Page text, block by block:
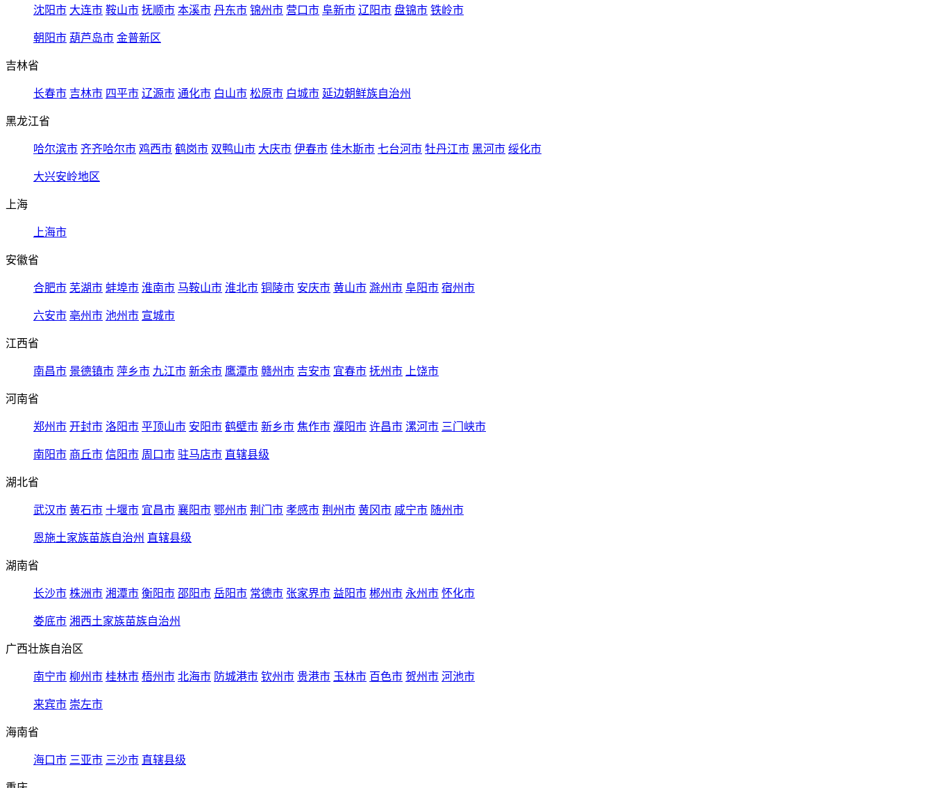
沈阳市 大连市 鞍山市 抚顺市 本溪市 丹东市 锦州市 营口市 阜新市 辽阳市 盘锦市 铁岭市
朝阳市 葫芦岛市 金普新区
吉林省
长春市 吉林市 四平市 辽源市 通化市 白山市 松原市 白城市 延边朝鲜族自治州
黑龙江省
哈尔滨市 齐齐哈尔市 鸡西市 鹤岗市 双鸭山市 大庆市 伊春市 佳木斯市 七台河市 牡丹江市 黑河市 绥化市
大兴安岭地区
上海
上海市
安徽省
合肥市 芜湖市 蚌埠市 淮南市 马鞍山市 淮北市 铜陵市 安庆市 黄山市 滁州市 阜阳市 宿州市
六安市 亳州市 池州市 宣城市
江西省
南昌市 景德镇市 萍乡市 九江市 新余市 鹰潭市 赣州市 吉安市 宜春市 抚州市 上饶市
河南省
郑州市 开封市 洛阳市 平顶山市 安阳市 鹤壁市 新乡市 焦作市 濮阳市 许昌市 漯河市 三门峡市
南阳市 商丘市 信阳市 周口市 驻马店市 直辖县级
湖北省
武汉市 黄石市 十堰市 宜昌市 襄阳市 鄂州市 荆门市 孝感市 荆州市 黄冈市 咸宁市 随州市
恩施土家族苗族自治州 直辖县级
湖南省
长沙市 株洲市 湘潭市 衡阳市 邵阳市 岳阳市 常德市 张家界市 益阳市 郴州市 永州市 怀化市
娄底市 湘西土家族苗族自治州
广西壮族自治区
南宁市 柳州市 桂林市 梧州市 北海市 防城港市 钦州市 贵港市 玉林市 百色市 贺州市 河池市
来宾市 崇左市
海南省
海口市 三亚市 三沙市 直辖县级